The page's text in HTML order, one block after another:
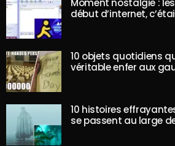
Moment nostalgie :
début d’internet,
10 objets quotidiens
véritable enfer aux
10 histoires
se passent au large